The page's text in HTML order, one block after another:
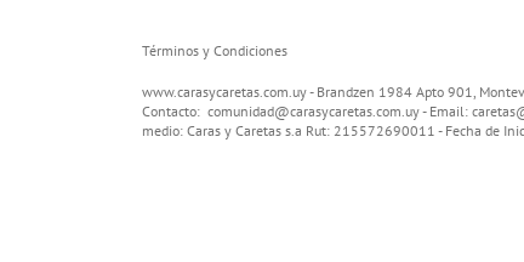
Términos y Condiciones
www.carasycaretas.com.uy - Brandzen 1984 Apto 901,
Contacto: comunidad@carasycaretas.com.uy- Email:
medio: Caras y Caretas s.a Rut: 215572690011 - Fecha de